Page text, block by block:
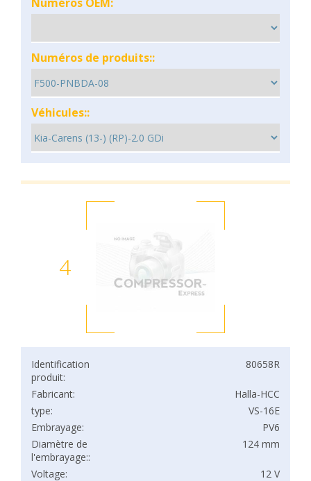
Numéros de produits::
Véhicules::
4
Identification
produit:
80658R
Fabricant:
Halla-HCC
type:
VS-16E
Embrayage:
PV6
Diamètre de
l'embrayage::
124 mm
Voltage: 12 V